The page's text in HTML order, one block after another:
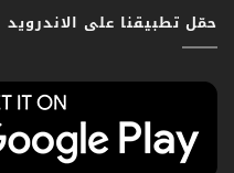
حمّل تطبيقنا على الاندرويد